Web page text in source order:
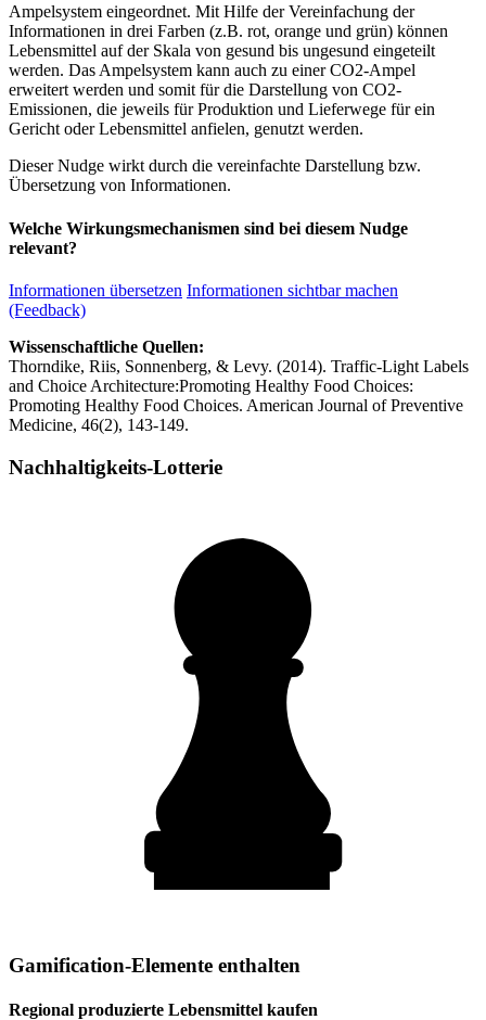
Ampelsystem eingeordnet. Mit Hilfe der Vereinfachung der
Informationen in drei Farben (z.B. rot, orange und grün) können
Lebensmittel auf der Skala von gesund bis ungesund eingeteilt
werden. Das Ampelsystem kann auch zu einer CO2-Ampel
erweitert werden und somit für die Darstellung von CO2-
Emissionen, die jeweils für Produktion und Lieferwege für ein
Gericht oder Lebensmittel anfielen, genutzt werden.
Dieser Nudge wirkt durch die vereinfachte Darstellung bzw.
Übersetzung von Informationen.
Welche Wirkungsmechanismen sind bei diesem Nudge
relevant?
Informationen übersetzen Informationen sichtbar machen
(Feedback)
Wissenschaftliche Quellen:
Thorndike, Riis, Sonnenberg, & Levy. (2014). Traffic-Light Labels
and Choice Architecture:Promoting Healthy Food Choices:
Promoting Healthy Food Choices. American Journal of Preventive
Medicine, 46(2), 143-149.
Nachhaltigkeits-Lotterie
Gamification-Elemente enthalten
Regional produzierte Lebensmittel kaufen